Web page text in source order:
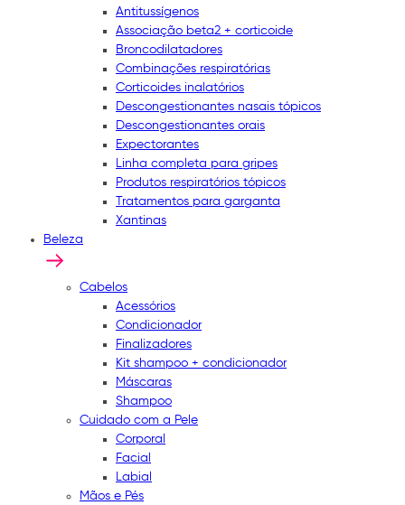
Antitussígenos
Associação beta2 + corticoide
Broncodilatadores
Combinações respiratórias
Corticoides inalatórios
Descongestionantes nasais tópicos
Descongestionantes orais
Expectorantes
Linha completa para gripes
Produtos respiratórios tópicos
Tratamentos para garganta
Xantinas
Beleza
Cabelos
Acessórios
Condicionador
Finalizadores
Kit shampoo + condicionador
Máscaras
Shampoo
Cuidado com a Pele
Corporal
Facial
Labial
Mãos e Pés